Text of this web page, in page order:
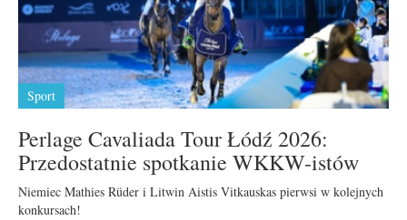
Sport
Perlage Cavaliada Tour Łódź 2026:
Przedostatnie spotkanie WKKW-istów
Niemiec Mathies Rüder i Litwin Aistis Vitkauskas pierwsi w kolejnych
konkursach!